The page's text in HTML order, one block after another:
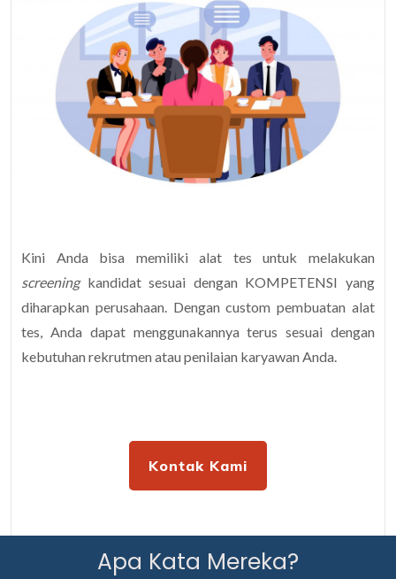
Kini Anda bisa memiliki alat tes untuk melakukan
screeningkandidat sesuai dengan KOMPETENSI yang
diharapkan perusahaan. Dengan custom pembuatan alat
tes, Anda dapat menggunakannya terus sesuai dengan
kebutuhan rekrutmen atau penilaian karyawan Anda.
Kontak Kami
Apa Kata Mereka?